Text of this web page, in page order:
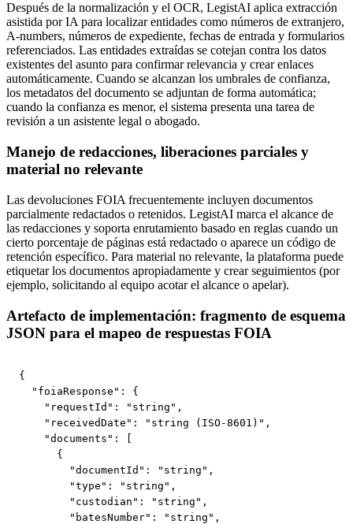
Después de la normalización y el OCR, LegistAI aplica extracción
asistida por IA para localizar entidades como números de extranjero,
A-numbers, números de expediente, fechas de entrada y formularios
referenciados. Las entidades extraídas se cotejan contra los datos
existentes del asunto para confirmar relevancia y crear enlaces
automáticamente. Cuando se alcanzan los umbrales de confianza,
los metadatos del documento se adjuntan de forma automática;
cuando la confianza es menor, el sistema presenta una tarea de
revisión a un asistente legal o abogado.
Manejo de redacciones, liberaciones parciales y
material no relevante
Las devoluciones FOIA frecuentemente incluyen documentos
parcialmente redactados o retenidos. LegistAI marca el alcance de
las redacciones y soporta enrutamiento basado en reglas cuando un
cierto porcentaje de páginas está redactado o aparece un código de
retención específico. Para material no relevante, la plataforma puede
etiquetar los documentos apropiadamente y crear seguimientos (por
ejemplo, solicitando al equipo acotar el alcance o apelar).
Artefacto de implementación: fragmento de esquema
JSON para el mapeo de respuestas FOIA
{
  "foiaResponse": {
    "requestId": "string",
    "receivedDate": "string (ISO-8601)",
    "documents": [
      {
        "documentId": "string",
        "type": "string",
        "custodian": "string",
        "batesNumber": "string",